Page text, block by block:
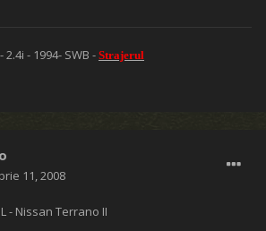
- 1994- SWB - Strajerul
11, 2008
- Nissan Terrano II